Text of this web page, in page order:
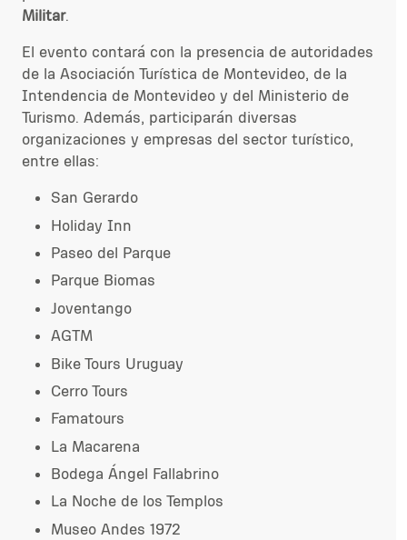
Militar.
El evento contará con la presencia de autoridades
de la Asociación Turística de Montevideo, de la
Intendencia de Montevideo y del Ministerio de
Turismo. Además, participarán diversas
organizaciones y empresas del sector turístico,
entre ellas:
San Gerardo
Holiday Inn
Paseo del Parque
Parque Biomas
Joventango
AGTM
Bike Tours Uruguay
Cerro Tours
Famatours
La Macarena
Bodega Ángel Fallabrino
La Noche de los Templos
Museo Andes 1972